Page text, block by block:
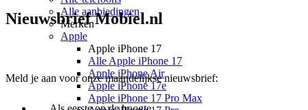
Alle aanbiedingen
Merken
Apple
Apple iPhone 17
Alle Apple iPhone 17
Apple iPhone Air
Apple iPhone 17e
Apple iPhone 17 Pro Max
Nieuwsbrief Mobiel.nl
Meld je aan voor onze maandelijkse nieuwsbrief: